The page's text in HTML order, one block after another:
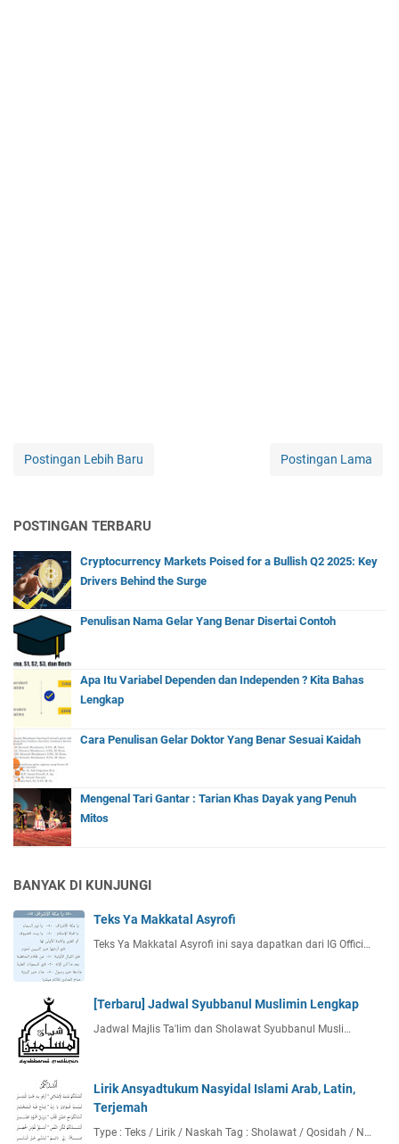
Postingan Lebih Baru Postingan Lama
POSTINGAN TERBARU
Cryptocurrency Markets Poised for a Bullish Q2 2025: Key
Drivers Behind the Surge
Penulisan Nama Gelar Yang Benar Disertai Contoh
Apa Itu Variabel Dependen dan Independen ? Kita Bahas
Lengkap
Cara Penulisan Gelar Doktor Yang Benar Sesuai Kaidah
Mengenal Tari Gantar : Tarian Khas Dayak yang Penuh
Mitos
BANYAK DI KUNJUNGI
Teks Ya Makkatal Asyrofi
Teks Ya Makkatal Asyrofi ini saya dapatkan dari IG Offici…
[Terbaru] Jadwal Syubbanul Muslimin Lengkap
Jadwal Majlis Ta'lim dan Sholawat Syubbanul Musli…
Lirik Ansyadtukum Nasyidal Islami Arab, Latin,
Terjemah
Type : Teks / Lirik / Naskah Tag : Sholawat / Qosidah / N…